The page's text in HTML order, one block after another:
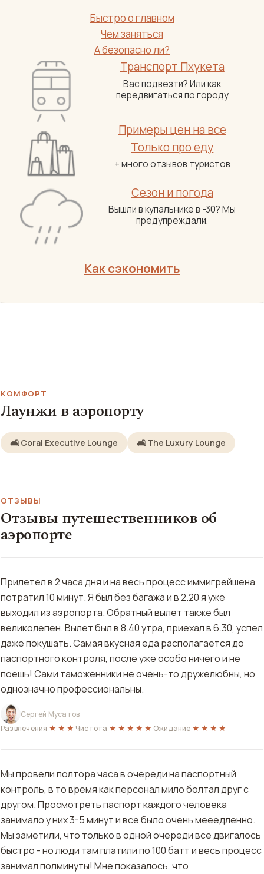
Быстро о главном
Чем заняться
А безопасно ли?
Транспорт Пхукета
Вас подвезти? Или как
передвигаться по городу
Примеры цен на все
Только про еду
+ много отзывов туристов
Сезон и погода
Вышли в купальнике в -30? Мы
предупреждали.
Как сэкономить
КОМФОРТ
Лаунжи в аэропорту
🛋️ Coral Executive Lounge 🛋️ The Luxury Lounge
ОТЗЫВЫ
Отзывы путешественников об
аэропорте
Прилетел в 2 часа дня и на весь процесс иммигрейшена
потратил 10 минут. Я был без багажа и в 2.20 я уже
выходил из аэропорта. Обратный вылет также был
великолепен. Вылет был в 8.40 утра, приехал в 6.30, успел
даже покушать. Самая вкусная еда располагается до
паспортного контроля, после уже особо ничего и не
поешь! Сами таможенники не очень-то дружелюбны, но
однозначно профессиональны.
Сергей Мусатов
Развлечения ★★★ Чистота ★★★★★ Ожидание ★★★★
Мы провели полтора часа в очереди на паспортный
контроль, в то время как персонал мило болтал друг с
другом. Просмотреть паспорт каждого человека
занимало у них 3-5 минут и все было очень мееедленно.
Мы заметили, что только в одной очереди все двигалось
быстро - но люди там платили по 100 батт и весь процесс
занимал полминуты! Мне показалось, что